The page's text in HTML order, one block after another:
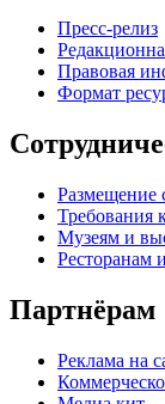
Пресс-релиз
Правовая
Формат
Размещение
Требования
Музеям и
Ресторанам
Партнёрам
Реклама на